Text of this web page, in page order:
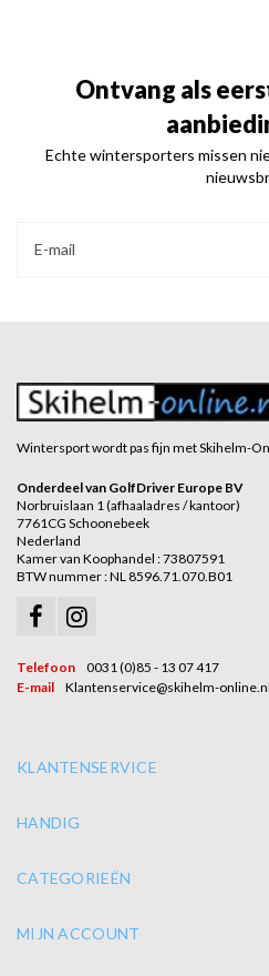
Ontvang als
Echte wintersporters missen
Wintersport wordt pas fijn met Skihelm-
Onderdeel van GolfDriver Europe BV
Norbruislaan 1 (afhaaladres / kantoor)
7761CG Schoonebeek
Nederland
Kamer van Koophandel : 73807591
BTW nummer : NL 8596.71.070.B01
Telefoon
0031 (0)85 - 13 07 417
E-mail
Klantenservice@skihelm-online.nl
KLANTENSERVICE
HANDIG
CATEGORIEËN
MIJN ACCOUNT